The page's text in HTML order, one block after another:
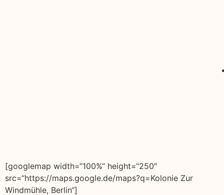
[googlemap width=“100%“ height=“250″
src=“https://maps.google.de/maps?q=Kolonie Zur
Windmühle, Berlin“]